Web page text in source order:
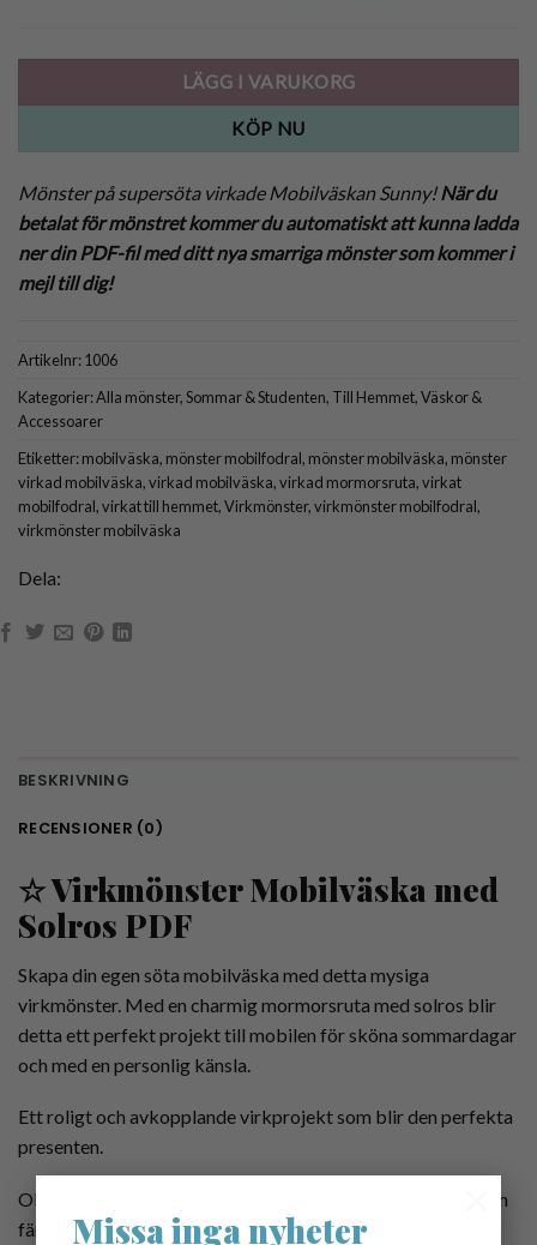
Missa inga nyheter
LÄGG I VARUKORG
KÖP NU
Mönster på supersöta virkade Mobilväskan Sunny!När du
betalat för mönstret kommer du automatiskt att kunna ladda
ner din PDF-fil med ditt nya smarriga mönster som kommer i
mejl till dig!
Artikelnr:1006
Kategorier:Alla mönster,Sommar & Studenten, Till Hemmet,Väskor &
Accessoarer
Etiketter:mobilväska, mönster mobilfodral, mönster mobilväska, mönster
virkad mobilväska,virkad mobilväska,virkad mormorsruta,virkat
mobilfodral,virkat till hemmet,Virkmönster,virkmönster mobilfodral,
virkmönster mobilväska
Dela:
BESKRIVNING
RECENSIONER (0)
☆ Virkmönster Mobilväska med
Solros PDF
Skapa din egen söta mobilväska med detta mysiga
virkmönster. Med en charmig mormorsruta med solros blir
detta ett perfekt projekt till mobilen för sköna sommardagar
och med en personlig känsla.
Ett roligt och avkopplande virkprojekt som blir den perfekta
presenten.
Observera: Detta är ett digitalt virkmönster (PDF) — inte en
färdig produkt.